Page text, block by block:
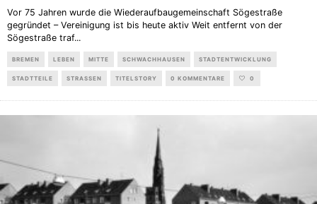
Vor 75 Jahren wurde die Wiederaufbaugemeinschaft Sögestraße
gegründet – Vereinigung ist bis heute aktiv Weit entfernt von der
Sögestraße traf...
BREMEN LEBEN MITTE SCHWACHHAUSEN STADTENTWICKLUNG
STADTTEILE STRASSEN TITELSTORY 0 KOMMENTARE 0